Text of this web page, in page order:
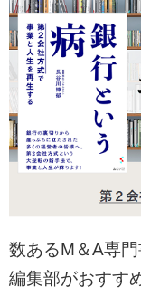
数あるM＆A専
編集部がおすす